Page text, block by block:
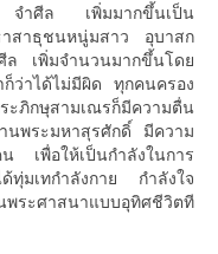
จำศีล เพิ่มมากขึ้นเป็น
สาธุชนหนู่มสาว อุบาสก
ล เพิ่มจำนวนมากขึ้นโดย
ว่าได้ไม่มีผิด ทุกคนครอง
ะภิกษุสามเณรก็มีความตื่น
นพระมหาสุรศักดิ์ มีความ
เพื่อให้เป็นกำลังในการ
ทุ่มเทกำลังกาย กำลังใจ
ระศาสนาแบบอุทิศชีวิตที